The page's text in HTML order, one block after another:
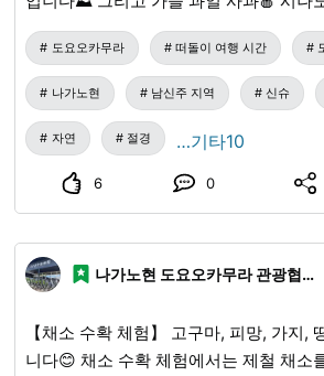
열려 있었습니다. 도요오카 여행 시간(とよおか旅時間)에서는
렌터 사이클 및 사이클링 가이드 투어를
렌터 사이클 고객을 안내하여 경치가 좋
코스를 안내해 드릴 수도 있습니다! 자세한 내용은 도요오카
여행 시간 홈페이지를 참조하십시오.
도요오카무라 떠돌이 여행 시간
나가노현 남신주 지역 신슈
자연 절경 …기타10
6 0
나가노현 도요오카무라 관광협회
【채소 수확 체험】 고구마, 피망, 가지,
니다😊 채소 수확 체험에서는 제철 채소를 봉투 가득 마음껏